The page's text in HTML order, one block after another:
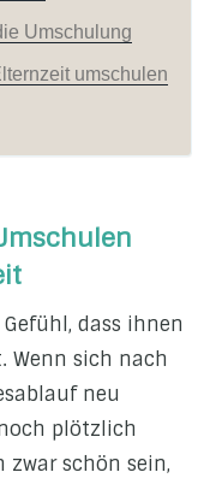
Umschulung
umschulen
dass ihnen
Wenn sich nach
neu
plötzlich
zwar schön sein,